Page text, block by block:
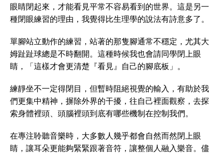
眼睛閉起來，才能看見平常不容易看到的世界。這是另一
種閉眼練習的理由，我覺得比生理學的說法有詩意多了。
單腳站立動作的練習，站著的那隻腳通常不穩定，尤其大
姆趾趾球總是不時翻開。這種時候我也會請同學閉上眼
睛，「這樣才會更清楚『看見』自己的腳底板」。
練靜坐不一定得閉目，但暫時阻絕視覺的輸入，有助於我
們更集中精神，摒除外界的干擾，往自己裡面觀察，去探
索身體裡頭、頭腦裡頭到底有哪些機制在控制我們。
在專注聆聽音樂時，大多數人幾乎都會自然而然閉上眼
睛，讓耳朵更能夠緊緊跟著音符，讓整個人融入樂音。儘